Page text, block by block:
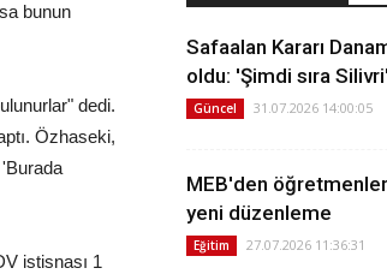
bunun
dedi.
Özhaseki,
istisnası 1
Safaalan Kararı
oldu: 'Şimdi sıra
Güncel 31.07.2026 14:00:05
MEB'den
yeni düzenleme
Eğitim 27.07.2026 11:36:31